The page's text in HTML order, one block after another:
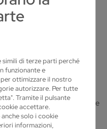
di terze parti perché
funzionante e
ottimizzare il nostro
autorizzare. Per tutte
Tramite il pulsante
accettare.
solo i cookie
informazioni,
RACCONTARE
della pratica di
provenienti dall'industria e
gruppo VOLLMER.